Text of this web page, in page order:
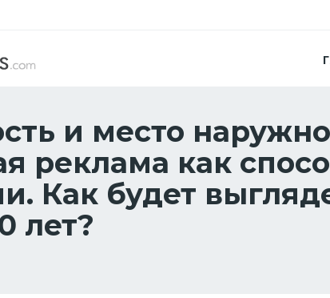
и место
реклама как
Как будет
лет?